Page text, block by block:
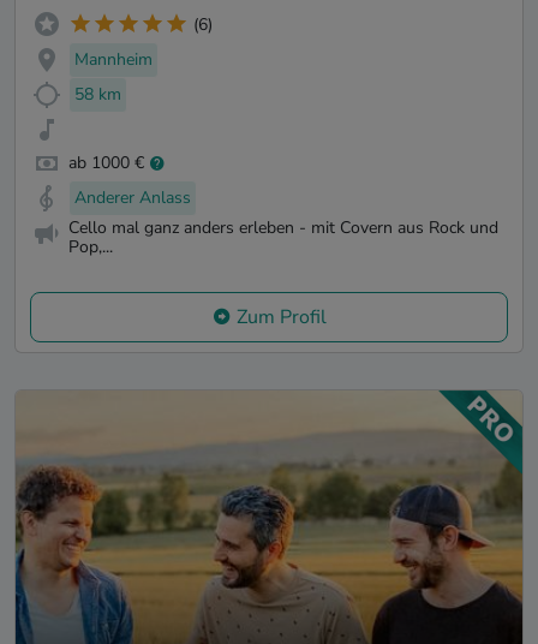
(6)
Mannheim
58 km
ab 1000 €
Anderer Anlass
Cello mal ganz anders erleben - mit Covern aus Rock und
Pop,...
Zum Profil